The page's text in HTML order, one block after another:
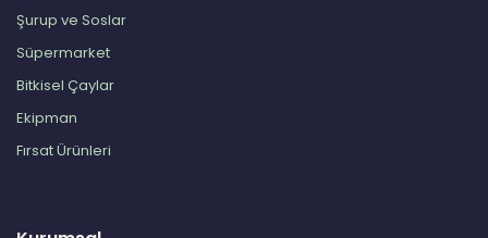
Şurup ve Soslar
Süpermarket
Bitkisel Çaylar
Ekipman
Fırsat Ürünleri